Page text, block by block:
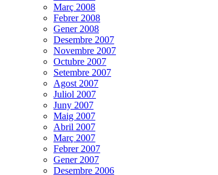
Març 2008
Febrer 2008
Gener 2008
Desembre 2007
Novembre 2007
Octubre 2007
Setembre 2007
Agost 2007
Juliol 2007
Juny 2007
Maig 2007
Abril 2007
Març 2007
Febrer 2007
Gener 2007
Desembre 2006